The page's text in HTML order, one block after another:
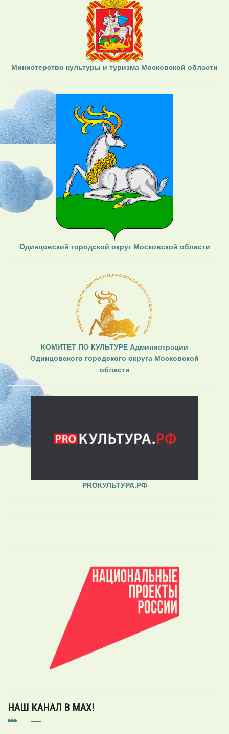
Министерство культуры и туризма Московской области
Одинцовский городской округ Московской области
КОМИТЕТ ПО КУЛЬТУРЕ Администрации
Одинцовского городского округа Московской
области
PROКУЛЬТУРА.РФ
НАШ КАНАЛ В MAX!